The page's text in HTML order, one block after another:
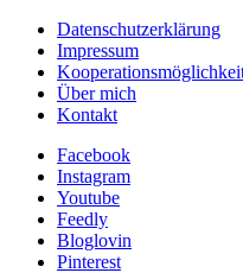
Datenschutzerklärung
Impressum
Über mich
Kontakt
Facebook
Instagram
Youtube
Feedly
Bloglovin
Pinterest